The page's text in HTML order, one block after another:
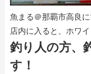
魚まる＠那覇市高良
店内に入ると、ホワ
釣り人の方、
す！